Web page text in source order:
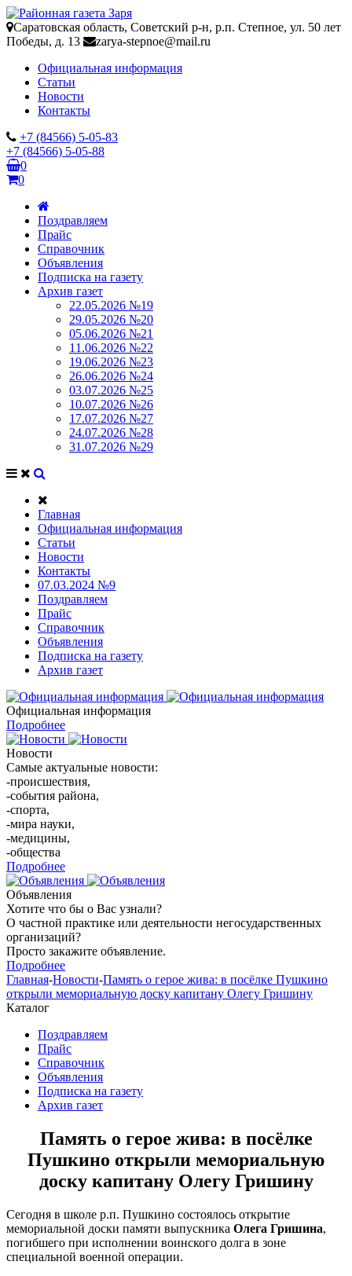
Саратовская область, Советский р-н, р.п. Степное, ул. 50 лет
Победы, д. 13
zarya-stepnoe@mail.ru
Официальная информация
Статьи
Новости
Контакты
+7 (84566) 5-05-83
+7 (84566) 5-05-88
0
0
Поздравляем
Прайс
Справочник
Объявления
Подписка на газету
Архив газет
22.05.2026 №19
29.05.2026 №20
05.06.2026 №21
11.06.2026 №22
19.06.2026 №23
26.06.2026 №24
03.07.2026 №25
10.07.2026 №26
17.07.2026 №27
24.07.2026 №28
31.07.2026 №29
Главная
Официальная информация
Статьи
Новости
Контакты
07.03.2024 №9
Поздравляем
Прайс
Справочник
Объявления
Подписка на газету
Архив газет
Официальная информация
Подробнее
Новости
Самые актуальные новости:
-происшествия,
-события района,
-спорта,
-мира науки,
-медицины,
-общества
Подробнее
Объявления
Хотите что бы о Вас узнали?
О частной практике или деятельности негосударственных
организаций?
Просто закажите объявление.
Подробнее
Главная-Новости-Память о герое жива: в посёлке Пушкино
открыли мемориальную доску капитану Олегу Гришину
Каталог
Поздравляем
Прайс
Справочник
Объявления
Подписка на газету
Архив газет
Память о герое жива: в посёлке
Пушкино открыли мемориальную
доску капитану Олегу Гришину
Сегодня в школе р.п. Пушкино состоялось открытие
мемориальной доски памяти выпускника Олега Гришина,
погибшего при исполнении воинского долга в зоне
специальной военной операции.